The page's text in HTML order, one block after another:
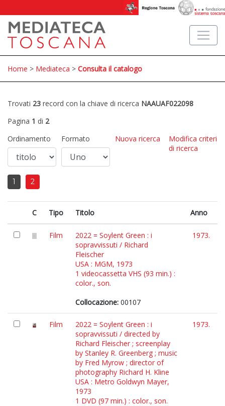
Home > Mediateca > Consulta il catalogo
Trovati 23 record con la chiave di ricerca NAAUAF022098
Pagina 1 di 2
Ordinamento
Formato Nuova ricerca
Modifica criteri
di ricerca
1 2
C Tipo Titolo Anno
Film
2022 = Soylent Green : i
sopravvissuti / Richard
Fleischer
USA : MGM, 1973
1 videocassetta VHS (93 min.) :
color., son.
Collocazione: 00107
1973.
Film
2022 = Soylent Green : i
sopravvissuti / directed by
Richard Fleischer ; screenplay
by Stanley R. Greenberg ; music
by Fred Myrow ; director of
photography Richard H. Kline
USA : Metro Goldwyn Mayer,
1973
1 DVD (97 min.) : color., son.
1973.